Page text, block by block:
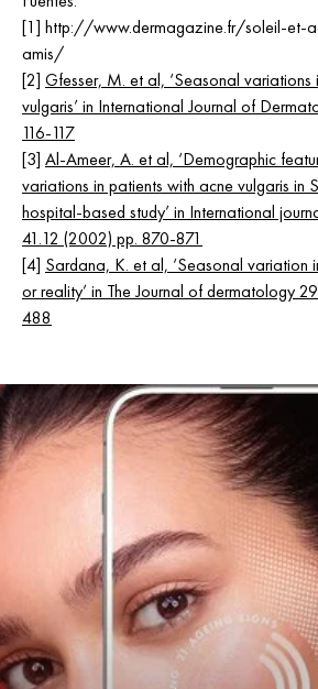
[1] http://www.dermagazine.fr/soleil-et-
amis/
[2] Gfesser, M. et al, ‘Seasonal
vulgaris’ in International Journal of
116-117
[3] Al-Ameer, A. et al, ‘Demographic
variations in patients with acne vulgaris in
hospital-based study’ in International
41.12 (2002) pp. 870-871
[4] Sardana, K. et al, ‘Seasonal variation
or reality’ in The Journal of dermatology
488